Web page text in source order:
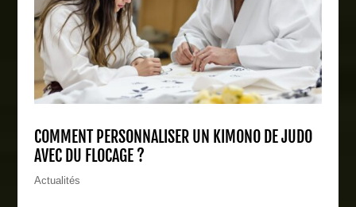
COMMENT PERSONNALISER UN KIMONO DE JUDO
AVEC DU FLOCAGE ?
Actualités